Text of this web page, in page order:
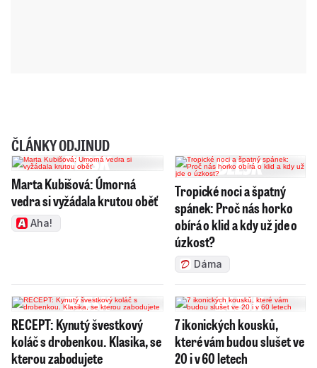
ČLÁNKY ODJINUD
Marta Kubišová: Úmorná
vedra si vyžádala krutou oběť
Aha!
Tropické noci a špatný
spánek: Proč nás horko
obírá o klid a kdy už jde o
úzkost?
Dáma
RECEPT: Kynutý švestkový
koláč s drobenkou. Klasika, se
kterou zabodujete
7 ikonických kousků,
které vám budou slušet ve
20 i v 60 letech